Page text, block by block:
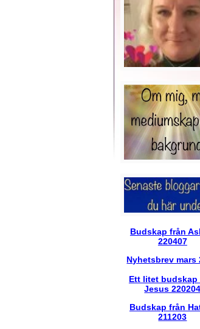
Budskap från
220407
Nyhetsbrev mars
Ett litet budskap
Jesus 220204
Budskap från
211203